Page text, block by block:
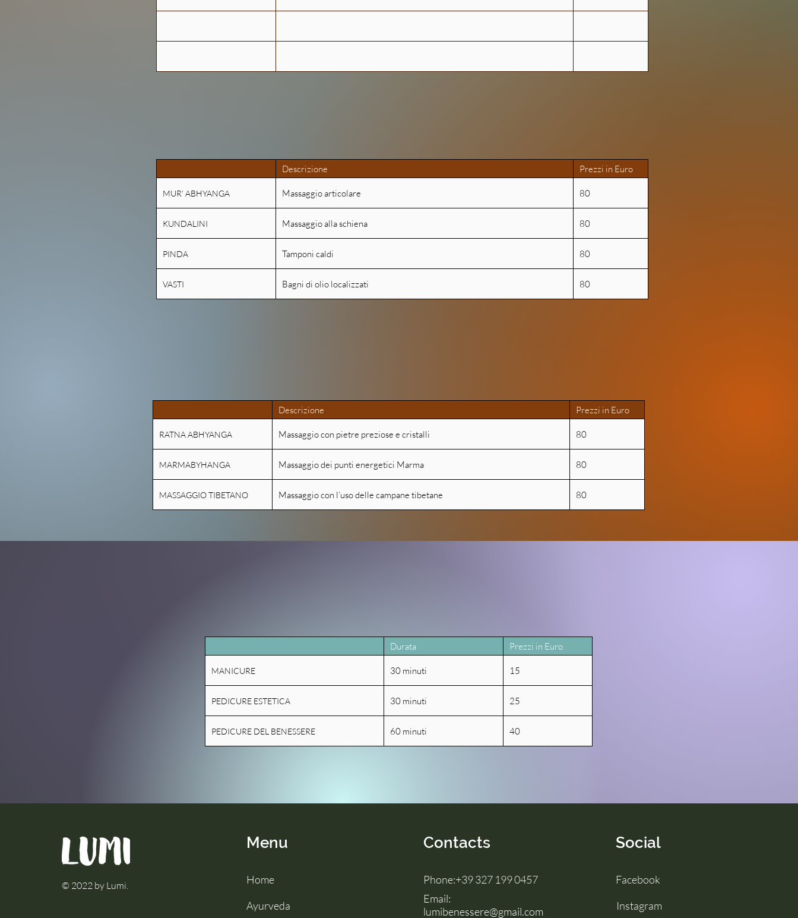
Descrizione Prezzi in Euro
MUR’ ABHYANGA Massaggio articolare 80
KUNDALINI Massaggio alla schiena 80
PINDA Tamponi caldi 80
VASTI Bagni di olio localizzati 80
Descrizione Prezzi in Euro
RATNA ABHYANGA Massaggio con pietre preziose e cristalli 80
MARMABYHANGA Massaggio dei punti energetici Marma 80
MASSAGGIO TIBETANO Massaggio con l’uso delle campane tibetane 80
Durata Prezzi in Euro
MANICURE 30 minuti 15
PEDICURE ESTETICA 30 minuti 25
PEDICURE DEL BENESSERE 60 minuti 40
© 2022 by Lumi.
Menu
Home
Ayurveda
Contacts
Phone:+39 327 199 0457
Email:
lumibenessere@gmail.com
Social
Facebook
Instagram